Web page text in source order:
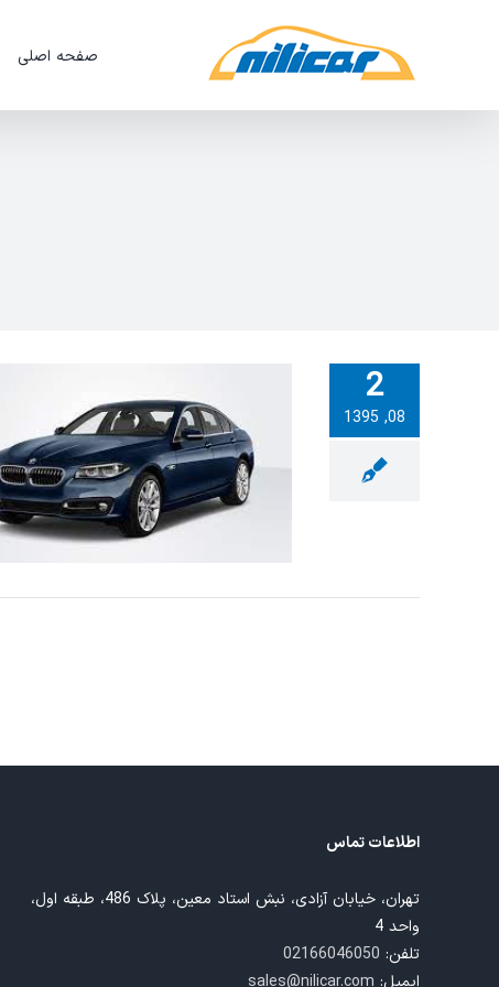
صفحه اصلی
2
08, 1395
ویدئو:ریست ایسیو موتور BMW
اطلاعات تماس
تهران، خیابان آزادی، نبش استاد معین، پلاک 486، طبقه اول،
واحد 4
تلفن: 02166046050
ایمیل: sales@nilicar.com